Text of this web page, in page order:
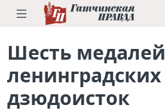
Шесть медалей
ленинградских
дзюдоисток